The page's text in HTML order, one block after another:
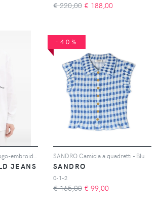
€ 220,00 € 188,00
Karl Lagerfeld Jeans logo-embroidered shirt - Bianco
JEANS
-40%
SANDRO Camicia a quadretti - Blu
SANDRO
0-1-2
€ 165,00 € 99,00